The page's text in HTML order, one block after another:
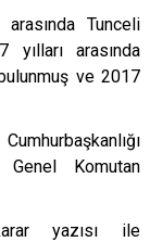
Tunceli
yılları arasında
ve 2017
Komutan
yazısı ile